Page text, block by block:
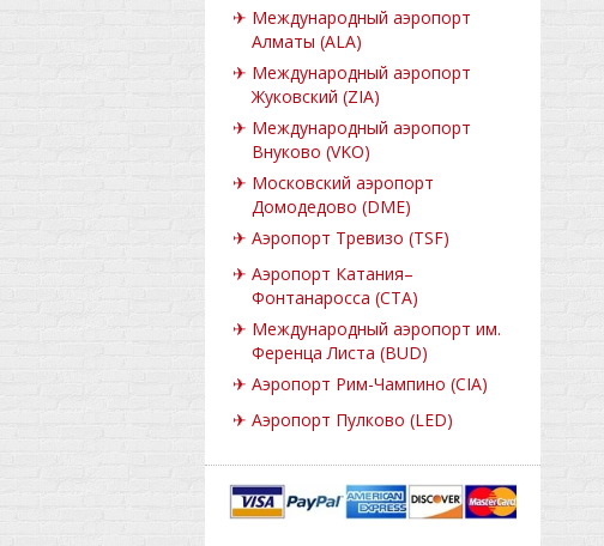
✈ Международный аэропорт
Алматы (ALA)
✈ Международный аэропорт
Жуковский (ZIA)
✈ Международный аэропорт
Внуково (VKO)
✈ Московский аэропорт
Домодедово (DME)
✈ Аэропорт Тревизо (TSF)
✈ Аэропорт Катания–
Фонтанаросса (CTA)
✈ Международный аэропорт им.
Ференца Листа (BUD)
✈ Аэропорт Рим-Чампино (CIA)
✈ Аэропорт Пулково (LED)